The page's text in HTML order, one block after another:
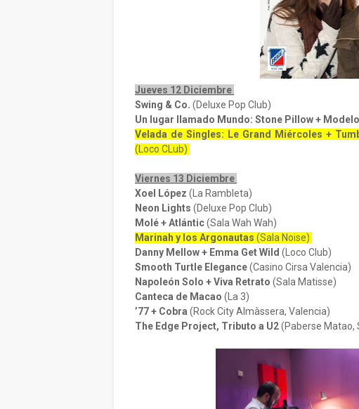
Jueves 12 Diciembre
Swing & Co. (Deluxe Pop Club)
Un lugar llamado Mundo: Stone Pillow +
Velada de Singles: Le Grand Miércoles +
(Loco CLub)
Viernes 13 Diciembre
Xoel López (La Rambleta)
Neon Lights (Deluxe Pop Club)
Molé + Atlántic(Sala Wah Wah)
Marinah y los Argonautas (Sala Noise)
Danny Mellow + Emma Get Wild (Loco Club)
Smooth Turtle Elegance(Casino Cirsa Valencia)
Napoleón Solo + Viva Retrato (Sala Matisse)
Canteca de Macao (La 3)
’77 + Cobra (Rock City Almàssera, Valencia)
The Edge Project, Tributo a U2(Paberse Matao,